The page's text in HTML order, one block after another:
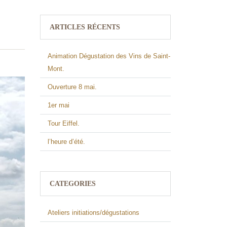
ARTICLES RÉCENTS
Animation Dégustation des Vins de Saint-
Mont.
Ouverture 8 mai.
1er mai
Tour Eiffel.
l’heure d’été.
CATEGORIES
Ateliers initiations/dégustations